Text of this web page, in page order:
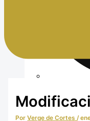
PorVerge de Cortes/